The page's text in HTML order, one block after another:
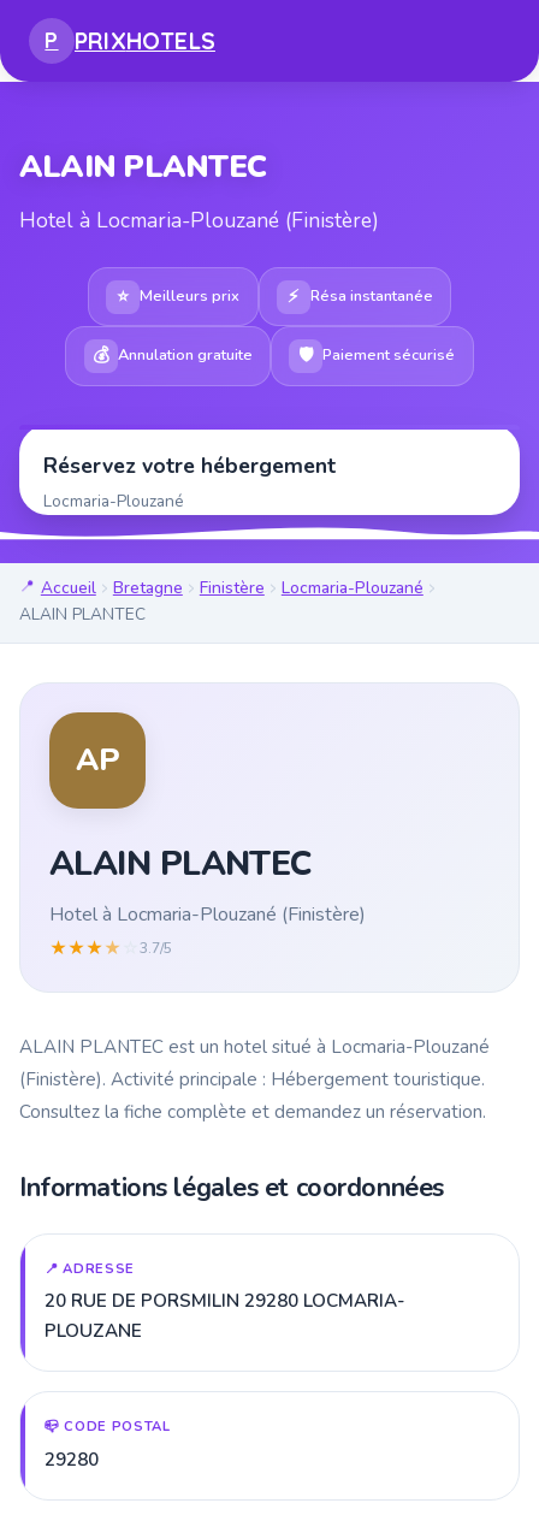
P PRIXHOTELS
ALAIN PLANTEC
Hotel à Locmaria-Plouzané (Finistère)
⭐ Meilleurs prix ⚡ Résa instantanée
💰 Annulation gratuite 🛡 Paiement sécurisé
Réservez votre hébergement
Locmaria-Plouzané
Accueil Bretagne Finistère
Locmaria-Plouzané
ALAIN PLANTEC
AP
ALAIN PLANTEC
Hotel à Locmaria-Plouzané (Finistère)
★★★★ 3.7/5
ALAIN PLANTEC est un hotel situé à Locmaria-Plouzané
(Finistère). Activité principale : Hébergement touristique.
Consultez la fiche complète et demandez un réservation.
Informations légales et coordonnées
📍 ADRESSE
20 RUE DE PORSMILIN 29280 LOCMARIA-
PLOUZANE
📪 CODE POSTAL
29280